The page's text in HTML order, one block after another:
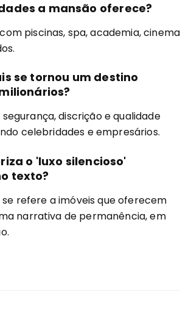
a mansão oferece?
piscinas, spa, academia, cinema
se tornou um destino
discrição e qualidade
celebridades e empresários.
o 'luxo silencioso'
texto?
se refere a imóveis que oferecem
narrativa de permanência, em